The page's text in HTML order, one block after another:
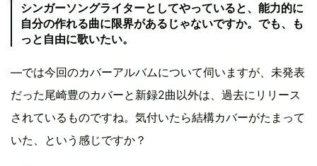
シンガーソングライターとしてやっていると、能力的に
自分の作れる曲に限界があるじゃないですか。でも、も
っと自由に歌いたい。
―では今回のカバーアルバムについて伺いますが、未発表
だった尾崎豊のカバーと新録2曲以外は、過去にリリース
されているものですね。気付いたら結構カバーがたまって
いた、という感じですか？